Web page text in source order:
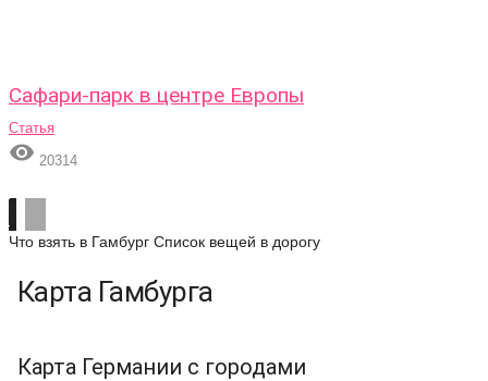
Сафари-парк в центре Европы
Статья
 20314
Что взять в Гамбург Список вещей в дорогу
Карта Гамбурга
Карта Германии с городами